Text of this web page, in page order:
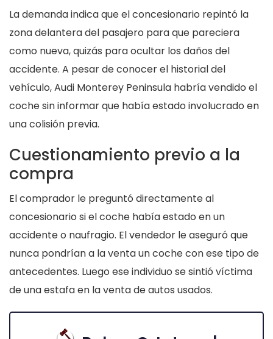
La demanda indica que el concesionario repintó la
zona delantera del pasajero para que pareciera
como nueva, quizás para ocultar los daños del
accidente. A pesar de conocer el historial del
vehículo, Audi Monterey Peninsula habría vendido el
coche sin informar que había estado involucrado en
una colisión previa.
Cuestionamiento previo a la
compra
El comprador le preguntó directamente al
concesionario si el coche había estado en un
accidente o naufragio. El vendedor le aseguró que
nunca pondrían a la venta un coche con ese tipo de
antecedentes. Luego ese individuo se sintió víctima
de una estafa en la venta de autos usados.